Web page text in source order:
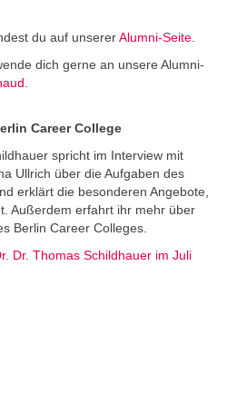
du auf unsererAlumni-Seite
dich gerne an unsere Alumni-
Career College
spricht im Interview mit
Ullrich über die Aufgaben des
erklärt die besonderen Angebote,
Außerdem erfahrt ihr mehr über
Berlin Career Colleges.
Dr. Thomas Schildhauer im Juli